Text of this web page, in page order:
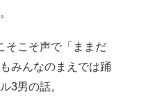
そこそ声で「ままだ
みんなのまえでは踊
3男の話。